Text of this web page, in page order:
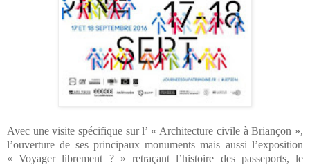
Avec une visite spécifique sur l’ « Architecture civile à Briançon »,
l’ouverture de ses principaux monuments mais aussi l’exposition
« Voyager librement ? » retraçant l’histoire des passeports, le